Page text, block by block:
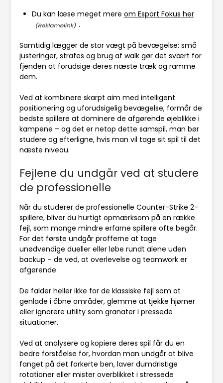
Du kan læse meget mere om Esport Fokus her
.
Samtidig lægger de stor vægt på bevægelse: små
justeringer, strafes og brug af walk gør det svært for
fjenden at forudsige deres næste træk og ramme
dem.
Ved at kombinere skarpt aim med intelligent
positionering og uforudsigelig bevægelse, formår de
bedste spillere at dominere de afgørende øjeblikke i
kampene – og det er netop dette samspil, man bør
studere og efterligne, hvis man vil tage sit spil til det
næste niveau.
Fejlene du undgår ved at studere
de professionelle
Når du studerer de professionelle Counter-Strike 2-
spillere, bliver du hurtigt opmærksom på en række
fejl, som mange mindre erfarne spillere ofte begår.
For det første undgår profferne at tage
unødvendige dueller eller løbe rundt alene uden
backup – de ved, at overlevelse og teamwork er
afgørende.
De falder heller ikke for de klassiske fejl som at
genlade i åbne områder, glemme at tjekke hjørner
eller ignorere utility som granater i pressede
situationer.
Ved at analysere og kopiere deres spil får du en
bedre forståelse for, hvordan man undgår at blive
fanget på det forkerte ben, laver dumdristige
rotationer eller mister overblikket i stressede